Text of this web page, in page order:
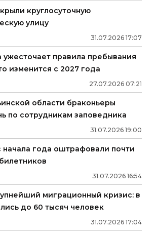
круглосуточную
улицу
31.07.2026 17:07
ужесточает правила пребывания
изменится с 2027 года
27.07.2026 07:21
области браконьеры
по сотрудникам заповедника
31.07.2026 19:00
начала года оштрафовали почти
31.07.2026 16:54
миграционный кризис: в
до 60 тысяч человек
31.07.2026 17:04